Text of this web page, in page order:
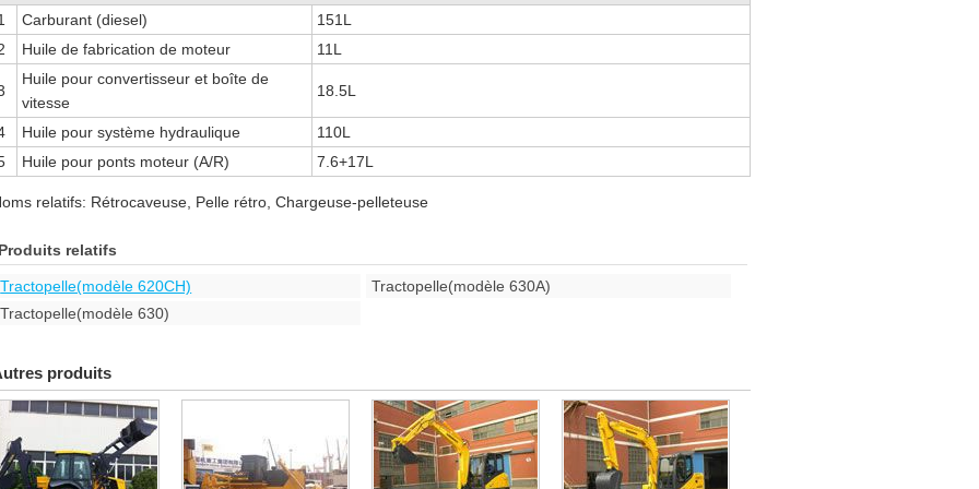
Carburant (diesel)
151L
Huile de fabrication de moteur 11L
Huile pour convertisseur et boîte de
vitesse
18.5L
Huile pour système hydraulique
110L
Huile pour ponts moteur (A/R) 7.6+17L
relatifs: Rétrocaveuse, Pelle rétro, Chargeuse-pelleteuse
relatifs
Tractopelle(modèle 620CH)
Tractopelle(modèle 630A)
Tractopelle(modèle 630)
produits